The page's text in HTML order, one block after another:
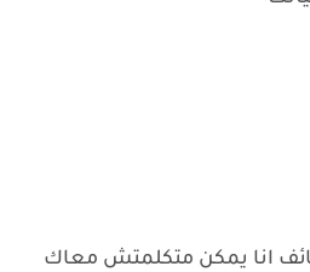
انا يمكن متكلمتش معاك